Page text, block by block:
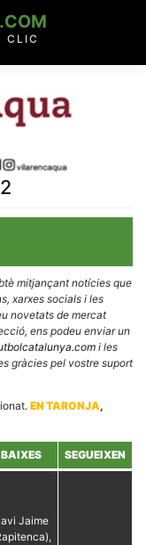
CLIC
mitjançant notícies que
xarxes socials i les
novetats de mercat
ens podeu enviar un
i les
gràcies pel vostre suport
EN TARONJA,
BAIXES SEGUEIXEN
Jaime
no